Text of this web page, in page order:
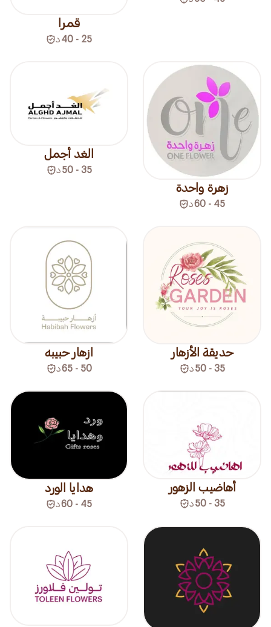
قمرا
25 - 40 د
زهرة واحدة
45 - 60 د
الغد أجمل
35 - 50 د
حديقة الأزهار
35 - 50 د
ازهار حبيبه
50 - 65 د
أهاضيب الزهور
35 - 50 د
هدايا الورد
45 - 60 د